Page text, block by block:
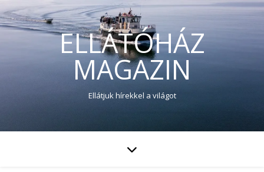
ELLÁTÓHÁZ
MAGAZIN
Ellátjuk hírekkel a világot